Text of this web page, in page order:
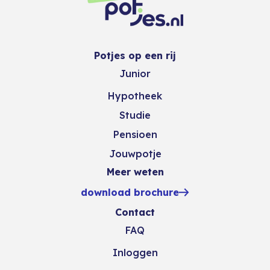
zodat jij het vervolgens kunt doorstorten.
Potjes op een rij
Junior
Hypotheek
Studie
Pensioen
Jouwpotje
Meer weten
download brochure
Contact
FAQ
Inloggen